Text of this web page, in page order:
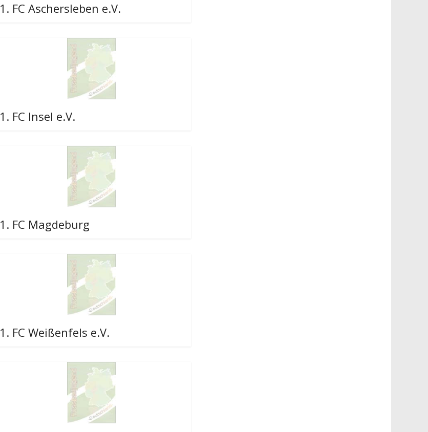
15
1. FC Aschersleben e.V.
1. FC Insel e.V.
1. FC Magdeburg
1. FC Weißenfels e.V.